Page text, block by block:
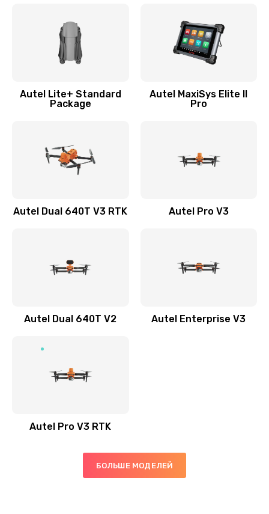
Autel Lite+ Standard
Package
Autel MaxiSys Elite II
Pro
Autel Dual 640T V3 RTK Autel Pro V3
Autel Dual 640T V2 Autel Enterprise V3
Autel Pro V3 RTK
БОЛЬШЕ МОДЕЛЕЙ